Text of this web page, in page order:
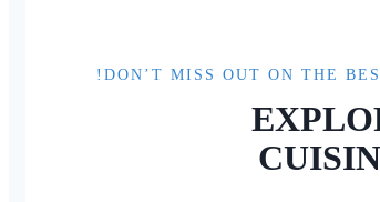
DON’T MISS OUT ON THE